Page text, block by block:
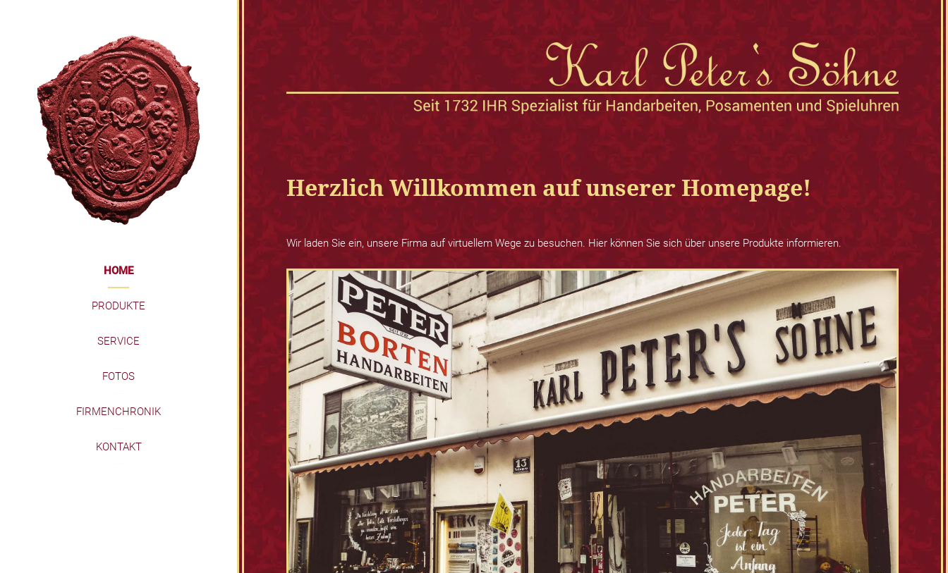
HOME
PRODUKTE
SERVICE
FOTOS
FIRMENCHRONIK
KONTAKT
Herzlich Willkommen auf unserer Homepage!
Wir laden Sie ein, unsere Firma auf virtuellem Wege zu besuchen. Hier können Sie sich über unsere Produkte informieren.